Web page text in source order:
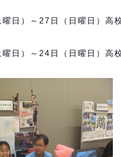
曜日）～27日（日曜日）
曜日）～24日（日曜日）